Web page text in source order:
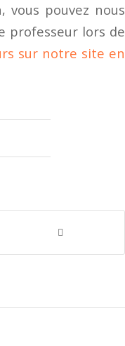
pouvez nous
professeur lors de
sur notre site en